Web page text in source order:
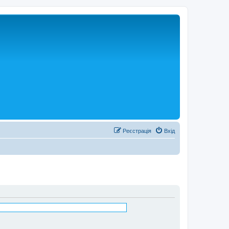
Вхід
Реєстрація